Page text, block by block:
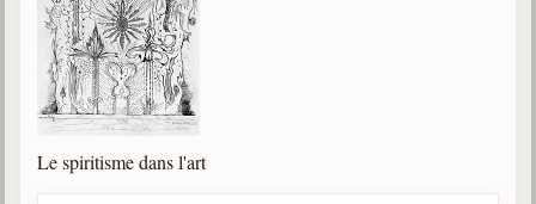
Le spiritisme dans l'art